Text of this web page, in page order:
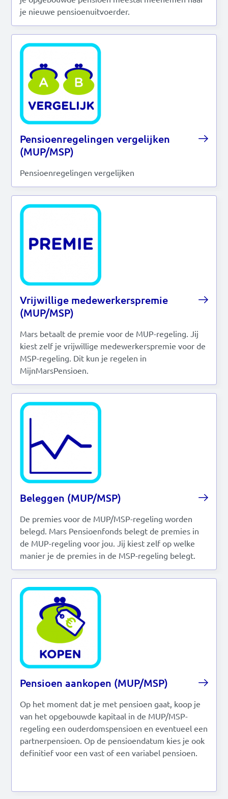
je nieuwe pensioenuitvoerder.
Pensioenregelingen vergelijken
(MUP/MSP)
Pensioenregelingen vergelijken
Vrijwillige medewerkerspremie
(MUP/MSP)
Mars betaalt de premie voor de MUP-regeling. Jij
kiest zelf je vrijwillige medewerkerspremie voor de
MSP-regeling. Dit kun je regelen in
MijnMarsPensioen.
Beleggen (MUP/MSP)
De premies voor de MUP/MSP-regeling worden
belegd. Mars Pensioenfonds belegt de premies in
de MUP-regeling voor jou. Jij kiest zelf op welke
manier je de premies in de MSP-regeling belegt.
Pensioen aankopen (MUP/MSP)
Op het moment dat je met pensioen gaat, koop je
van het opgebouwde kapitaal in de MUP/MSP-
regeling een ouderdomspensioen en eventueel een
partnerpensioen. Op de pensioendatum kies je ook
definitief voor een vast of een variabel pensioen.